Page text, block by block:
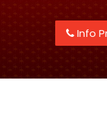
Info